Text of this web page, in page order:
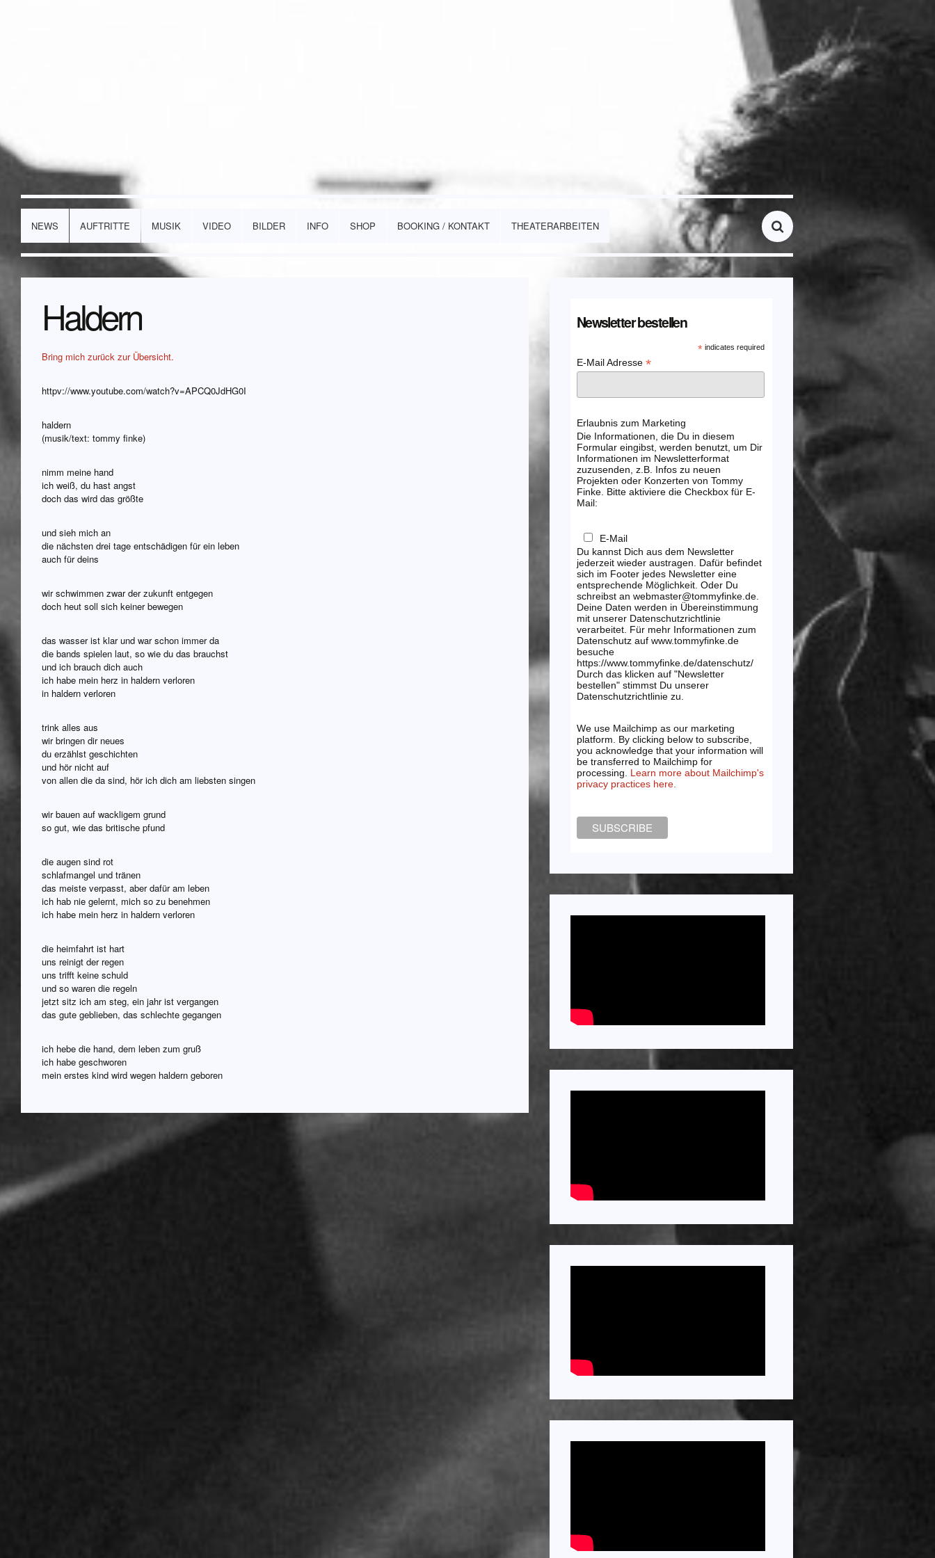
NEWS AUFTRITTE MUSIK VIDEO BILDER INFO SHOP BOOKING / KONTAKT THEATERARBEITEN
Haldern
Bring mich zurück zur Übersicht.
httpv://www.youtube.com/watch?v=APCQ0JdHG0I
haldern
(musik/text: tommy finke)
nimm meine hand
ich weiß, du hast angst
doch das wird das größte
und sieh mich an
die nächsten drei tage entschädigen für ein leben
auch für deins
wir schwimmen zwar der zukunft entgegen
doch heut soll sich keiner bewegen
das wasser ist klar und war schon immer da
die bands spielen laut, so wie du das brauchst
und ich brauch dich auch
ich habe mein herz in haldern verloren
in haldern verloren
trink alles aus
wir bringen dir neues
du erzählst geschichten
und hör nicht auf
von allen die da sind, hör ich dich am liebsten singen
wir bauen auf wackligem grund
so gut, wie das britische pfund
die augen sind rot
schlafmangel und tränen
das meiste verpasst, aber dafür am leben
ich hab nie gelernt, mich so zu benehmen
ich habe mein herz in haldern verloren
die heimfahrt ist hart
uns reinigt der regen
uns trifft keine schuld
und so waren die regeln
jetzt sitz ich am steg, ein jahr ist vergangen
das gute geblieben, das schlechte gegangen
ich hebe die hand, dem leben zum gruß
ich habe geschworen
mein erstes kind wird wegen haldern geboren
Newsletter bestellen
*indicates required
E-Mail Adresse *
Erlaubnis zum Marketing
Die Informationen, die Du in diesem
Formular eingibst, werden benutzt, um Dir
Informationen im Newsletterformat
zuzusenden, z.B. Infos zu neuen
Projekten oder Konzerten von Tommy
Finke. Bitte aktiviere die Checkbox für E-
Mail:
E-Mail
Du kannst Dich aus dem Newsletter
jederzeit wieder austragen. Dafür befindet
sich im Footer jedes Newsletter eine
entsprechende Möglichkeit. Oder Du
schreibst an webmaster@tommyfinke.de.
Deine Daten werden in Übereinstimmung
mit unserer Datenschutzrichtlinie
verarbeitet. Für mehr Informationen zum
Datenschutz auf www.tommyfinke.de
besuche
https://www.tommyfinke.de/datenschutz/
Durch das klicken auf "Newsletter
bestellen" stimmst Du unserer
Datenschutzrichtlinie zu.
We use Mailchimp as our marketing
platform. By clicking below to subscribe,
you acknowledge that your information will
be transferred to Mailchimp for
processing. Learn more about Mailchimp's
privacy practices here.